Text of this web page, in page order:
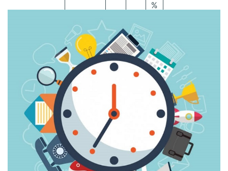
%
Kiểm
soát
20
%
22
%
%